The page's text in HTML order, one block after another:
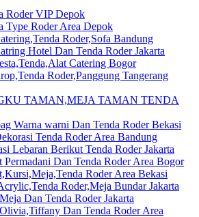
Roder VIP Depok
Type Roder Area Depok
Roder,Sofa Bandung
Hotel Dan Tenda Roder Jakarta
Catering Bogor
Roder,Panggung Tangerang
TAMAN,MEJA TAMAN TENDA
Warna warni Dan Tenda Roder Bekasi
Tenda Roder Area Bandung
Lebaran Berikut Tenda Roder Jakarta
Permadani Dan Tenda Roder Area Bogor
Roder Area Bekasi
Roder,Meja Bundar Jakarta
Dan Tenda Roder Jakarta
Dan Tenda Roder Area